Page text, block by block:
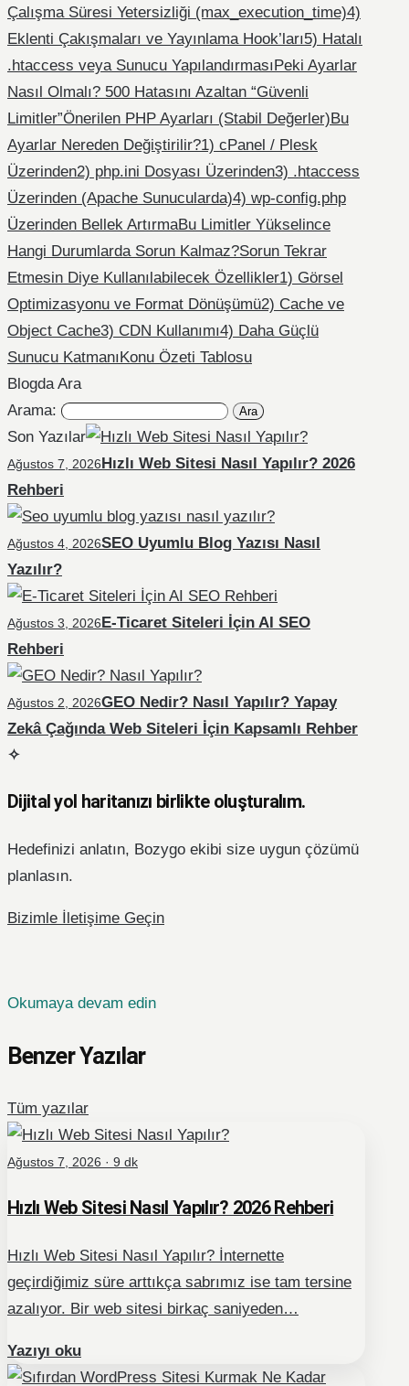
Çalışma Süresi Yetersizliği (max_execution_time)4)
Eklenti Çakışmaları ve Yayınlama Hook’ları5) Hatalı
.htaccess veya Sunucu YapılandırmasıPeki Ayarlar
Nasıl Olmalı? 500 Hatasını Azaltan “Güvenli
Limitler”Önerilen PHP Ayarları (Stabil Değerler)Bu
Ayarlar Nereden Değiştirilir?1) cPanel / Plesk
Üzerinden2) php.ini Dosyası Üzerinden3) .htaccess
Üzerinden (Apache Sunucularda)4) wp-config.php
Üzerinden Bellek ArtırmaBu Limitler Yükselince
Hangi Durumlarda Sorun Kalmaz?Sorun Tekrar
Etmesin Diye Kullanılabilecek Özellikler1) Görsel
Optimizasyonu ve Format Dönüşümü2) Cache ve
Object Cache3) CDN Kullanımı4) Daha Güçlü
Sunucu KatmanıKonu Özeti Tablosu
Blogda Ara
Arama:
Son Yazılar
Ağustos 7, 2026Hızlı Web Sitesi Nasıl Yapılır? 2026
Rehberi
Ağustos 4, 2026SEO Uyumlu Blog Yazısı Nasıl
Yazılır?
Ağustos 3, 2026E-Ticaret Siteleri İçin AI SEO
Rehberi
Ağustos 2, 2026GEO Nedir? Nasıl Yapılır? Yapay
Zekâ Çağında Web Siteleri İçin Kapsamlı Rehber
Dijital yol haritanızı birlikte oluşturalım.
Hedefinizi anlatın, Bozygo ekibi size uygun çözümü
planlasın.
Bizimle İletişime Geçin
Okumaya devam edin
Benzer Yazılar
Tüm yazılar
Ağustos 7, 2026 · 9 dk
Hızlı Web Sitesi Nasıl Yapılır? 2026 Rehberi
Hızlı Web Sitesi Nasıl Yapılır? İnternette
geçirdiğimiz süre arttıkça sabrımız ise tam tersine
azalıyor. Bir web sitesi birkaç saniyeden…
Yazıyı oku